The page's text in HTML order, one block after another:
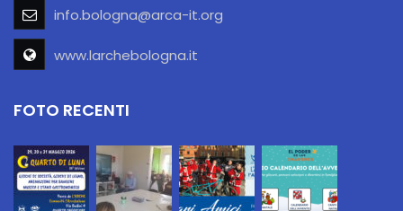
info.bologna@arca-it.org
www.larchebologna.it
FOTO RECENTI